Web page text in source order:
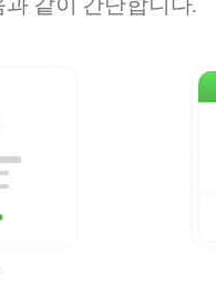
같이 간단합니다.